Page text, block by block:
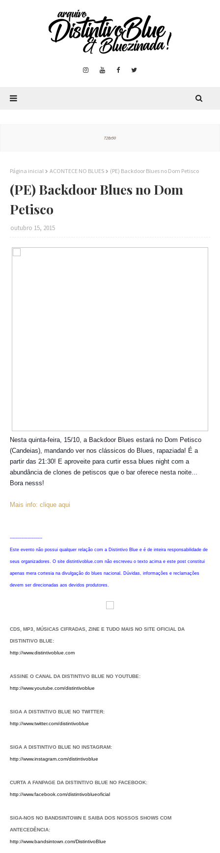
Página inicial ACONTECE NO BLUES (PE) Backdoor Blues no Dom Petisco
(PE) Backdoor Blues no Dom
Petisco
outubro 15, 2015
Nesta quinta-feira, 15/10, a Backdoor Blues estará no Dom Petisco
(Candeias), mandando ver nos clássicos do Blues, rapaziada! É a
partir das 21:30! E aproveite para curtir essa blues night com a
abundância de clones de petiscos que o bar oferece nesta noite...
Bora nesss!
Mais info: clique aqui
----------------------
Este evento não possui qualquer relação com a Distintivo Blue e é de inteira responsabilidade de
seus organizadores. O site distintivoblue.com não escreveu o texto acima e este post constitui
apenas mera cortesia na divulgação do blues nacional. Dúvidas, informações e reclamações
devem ser direcionadas aos devidos produtores.
CDS, MP3, MÚSICAS CIFRADAS, ZINE E TUDO MAIS NO SITE OFICIAL DA
DISTINTIVO BLUE:
http://www.distintivoblue.com
ASSINE O CANAL DA DISTINTIVO BLUE NO YOUTUBE:
http://www.youtube.com/distintivoblue
SIGA A DISTINTIVO BLUE NO TWITTER:
http://www.twitter.com/distintivoblue
SIGA A DISTINTIVO BLUE NO INSTAGRAM:
http://www.instagram.com/distintivoblue
CURTA A FANPAGE DA DISTINTIVO BLUE NO FACEBOOK:
http://www.facebook.com/distintivoblueoficial
SIGA-NOS NO BANDSINTOWN E SAIBA DOS NOSSOS SHOWS COM
ANTECEDÊNCIA:
http://www.bandsintown.com/DistintivoBlue